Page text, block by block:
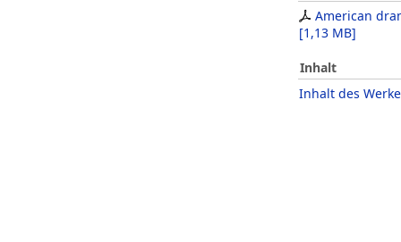
American
[1,13 MB]
Inhalt
Inhalt des